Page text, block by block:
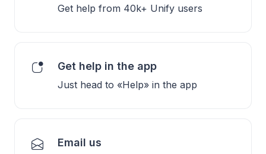
Get help from 40k+ Unify users
Get help in the app
Just head to «Help» in the app
Email us